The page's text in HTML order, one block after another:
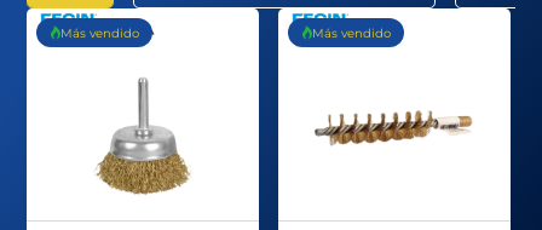
Más vendido Más vendido